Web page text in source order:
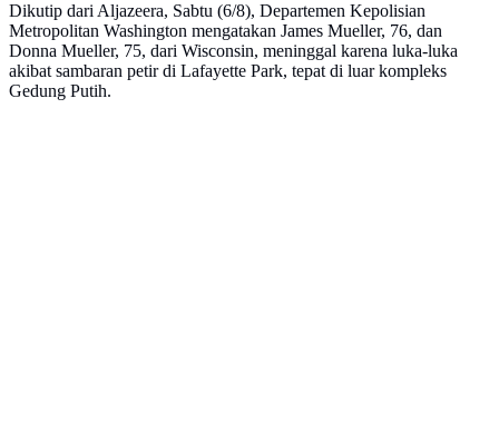
Dikutip dari Aljazeera, Sabtu (6/8), Departemen Kepolisian
Metropolitan Washington mengatakan James Mueller, 76, dan
Donna Mueller, 75, dari Wisconsin, meninggal karena luka-luka
akibat sambaran petir di Lafayette Park, tepat di luar kompleks
Gedung Putih.